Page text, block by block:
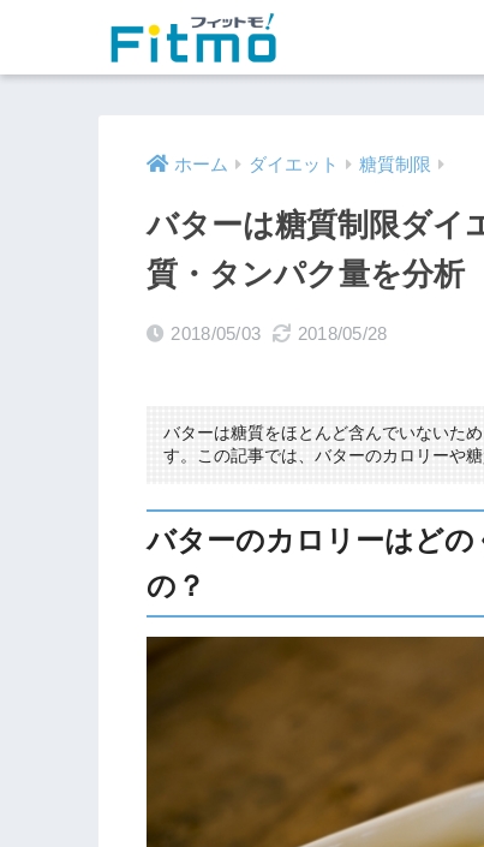
ホーム ダイエット 糖質制限
バターは糖質制限ダイ
質・タンパク量を分析
2018/05/03 2018/05/28
バターは糖質をほとんど含んでいないた
す。この記事では、バターのカロリーや
バターのカロリーはど
の？